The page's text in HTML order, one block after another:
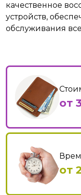
качественное
устройств,
обслуживания
от
от